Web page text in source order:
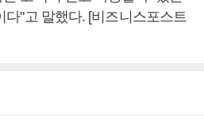
다"고 말했다. [비즈니스포스트